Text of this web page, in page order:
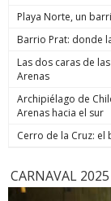
Playa Norte, un
Barrio Prat: donde
Las dos caras de
Arenas
Archipiélago de
Arenas hacia el sur
Cerro de la Cruz: el
CARNAVAL 2025